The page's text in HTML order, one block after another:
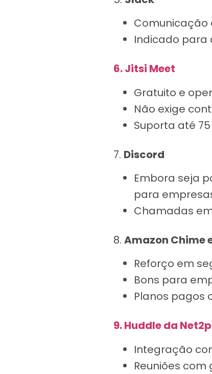
Comunicação
Indicado para
6. Jitsi Meet
Gratuito e
Não exige
Suporta até
7. Discord
Embora seja
para
Chamadas
8. Amazon Chime
Reforço em
Bons para
Planos pagos
9. Huddle da
Integração
Reuniões